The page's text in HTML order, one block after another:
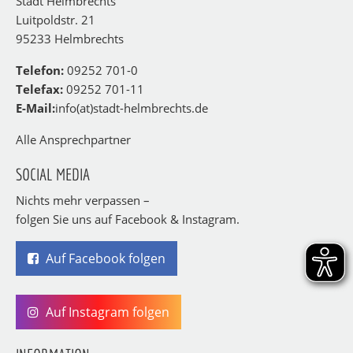
Luitpoldstr. 21
95233 Helmbrechts
Telefon: 09252 701-0
Telefax: 09252 701-11
E-Mail:info(at)stadt-helmbrechts.de
Alle Ansprechpartner
SOCIAL MEDIA
Nichts mehr verpassen –
folgen Sie uns auf Facebook & Instagram.
Auf Facebook folgen
Auf Instagram folgen